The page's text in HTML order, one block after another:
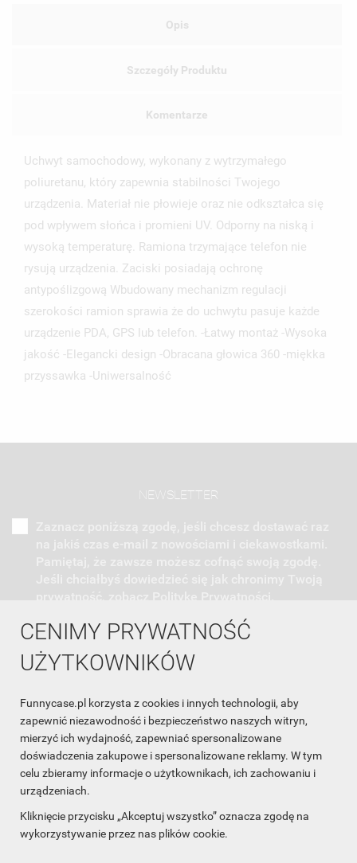
CENIMY PRYWATNOŚĆ
UŻYTKOWNIKÓW
Funnycase.pl korzysta z cookies i innych technologii, aby
zapewnić niezawodność i bezpieczeństwo naszych witryn,
mierzyć ich wydajność, zapewniać spersonalizowane
doświadczenia zakupowe i spersonalizowane reklamy. W tym
celu zbieramy informacje o użytkownikach, ich zachowaniu i
urządzeniach.
Kliknięcie przycisku „Akceptuj wszystko” oznacza zgodę na
wykorzystywanie przez nas plików cookie.
Opis
Szczegóły Produktu
Komentarze
Uchwyt samochodowy, wykonany z wytrzymałego
poliuretanu, który zapewnia stabilności Twojego
urządzenia. Materiał nie płowieje oraz nie odkształca się
pod wpływem słońca i promieni UV. Odporny na niską i
wysoką temperaturę. Ramiona trzymające telefon nie
rysują urządzenia. Zaciski posiadają ochronę
antypoślizgową Wbudowany mechanizm regulacji
szerokości ramion sprawia że do uchwytu pasuje każde
urządzenie PDA, GPS lub telefon. -Łatwy montaż -Wysoka
jakość -Elegancki design -Obracana głowica 360 -miękka
przyssawka -Uniwersalność
NEWSLETTER
INFORMACJA O SKLEPIE
INFORMACJE
OBSŁUGA KLIENTA
WSPÓŁPRACA
ŚLEDŹ NAS NA FACEBOOKU